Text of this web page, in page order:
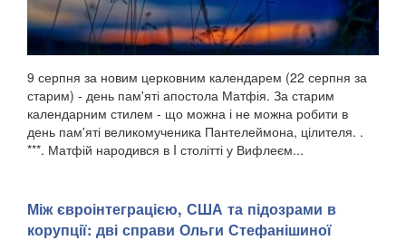
9 серпня за новим церковним календарем (22 серпня за
старим) - день пам'яті апостола Матфія. За старим
календарним стилем - що можна і не можна робити в
день пам'яті великомученика Пантелеймона, цілителя. .
***. Матфій народився в I столітті у Вифлеєм...
Між євроінтеграцією, США та підозрами в
корупції: дві справи Ольги Стефанішиної